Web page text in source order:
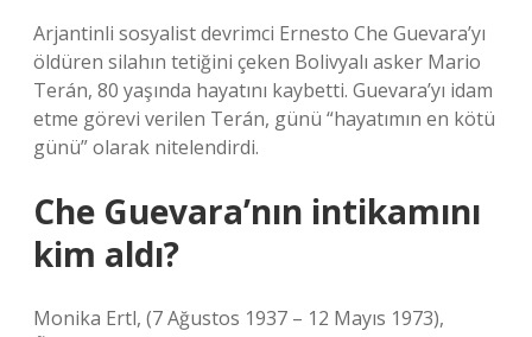
Arjantinli sosyalist devrimci Ernesto Che Guevara’yı
öldüren silahın tetiğini çeken Bolivyalı asker Mario
Terán, 80 yaşında hayatını kaybetti. Guevara’yı idam
etme görevi verilen Terán, günü “hayatımın en kötü
günü” olarak nitelendirdi.
Che Guevara’nın intikamını
kim aldı?
Monika Ertl, (7 Ağustos 1937 – 12 Mayıs 1973),